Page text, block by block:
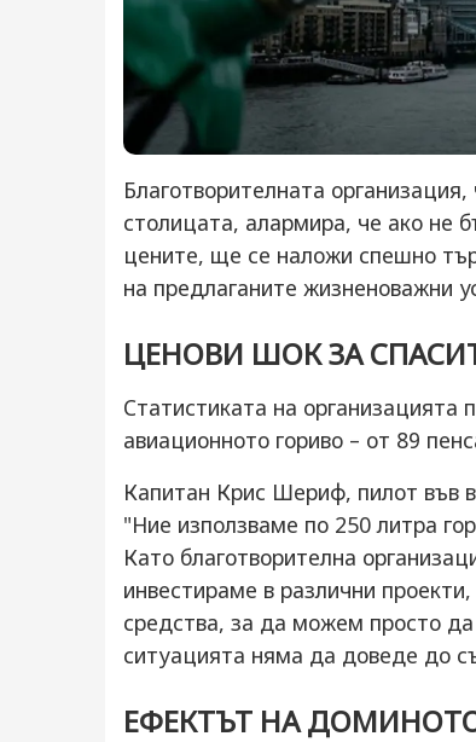
Благотворителната
столицата, алармира, че ако не
цените, ще се наложи спешно
на предлаганите жизненоважни
ЦЕНОВИ ШОК ЗА
Статистиката на организацията
авиационното гориво – от 89
Капитан Крис Шериф, пилот във
"Ние използваме по 250 литра
Като благотворителна
инвестираме в различни
средства, за да можем просто
ситуацията няма да доведе до
ЕФЕКТЪТ НА